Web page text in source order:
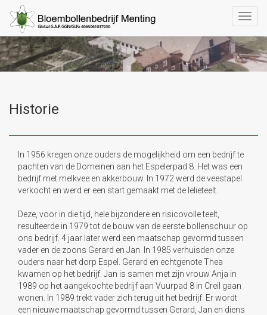
Historie
In 1956 kregen onze ouders de mogelijkheid om een bedrijf te
pachten van de Domeinen aan het Espelerpad 8. Het was een
bedrijf met melkvee en akkerbouw. In 1972 werd de veestapel
verkocht en werd er een start gemaakt met de lelieteelt.
Deze, voor in die tijd, hele bijzondere en risicovolle teelt,
resulteerde in 1979 tot de bouw van de eerste bollenschuur op
ons bedrijf. 4 jaar later werd een maatschap gevormd tussen
vader en de zoons Gerard en Jan. In 1985 verhuisden onze
ouders naar het dorp Espel. Gerard en echtgenote Thea
kwamen op het bedrijf. Jan is samen met zijn vrouw Anja in
1989 op het aangekochte bedrijf aan Vuurpad 8 in Creil gaan
wonen. In 1989 trekt vader zich terug uit het bedrijf. Er wordt
een nieuwe maatschap gevormd tussen Gerard, Jan en diens